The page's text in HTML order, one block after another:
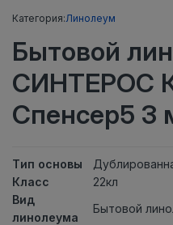
Категория:Линолеум
Бытовой
СИНТЕРОС
Спенсер5 3
Тип основы
Класс
22кл
Вид
линолеума
Бытовой